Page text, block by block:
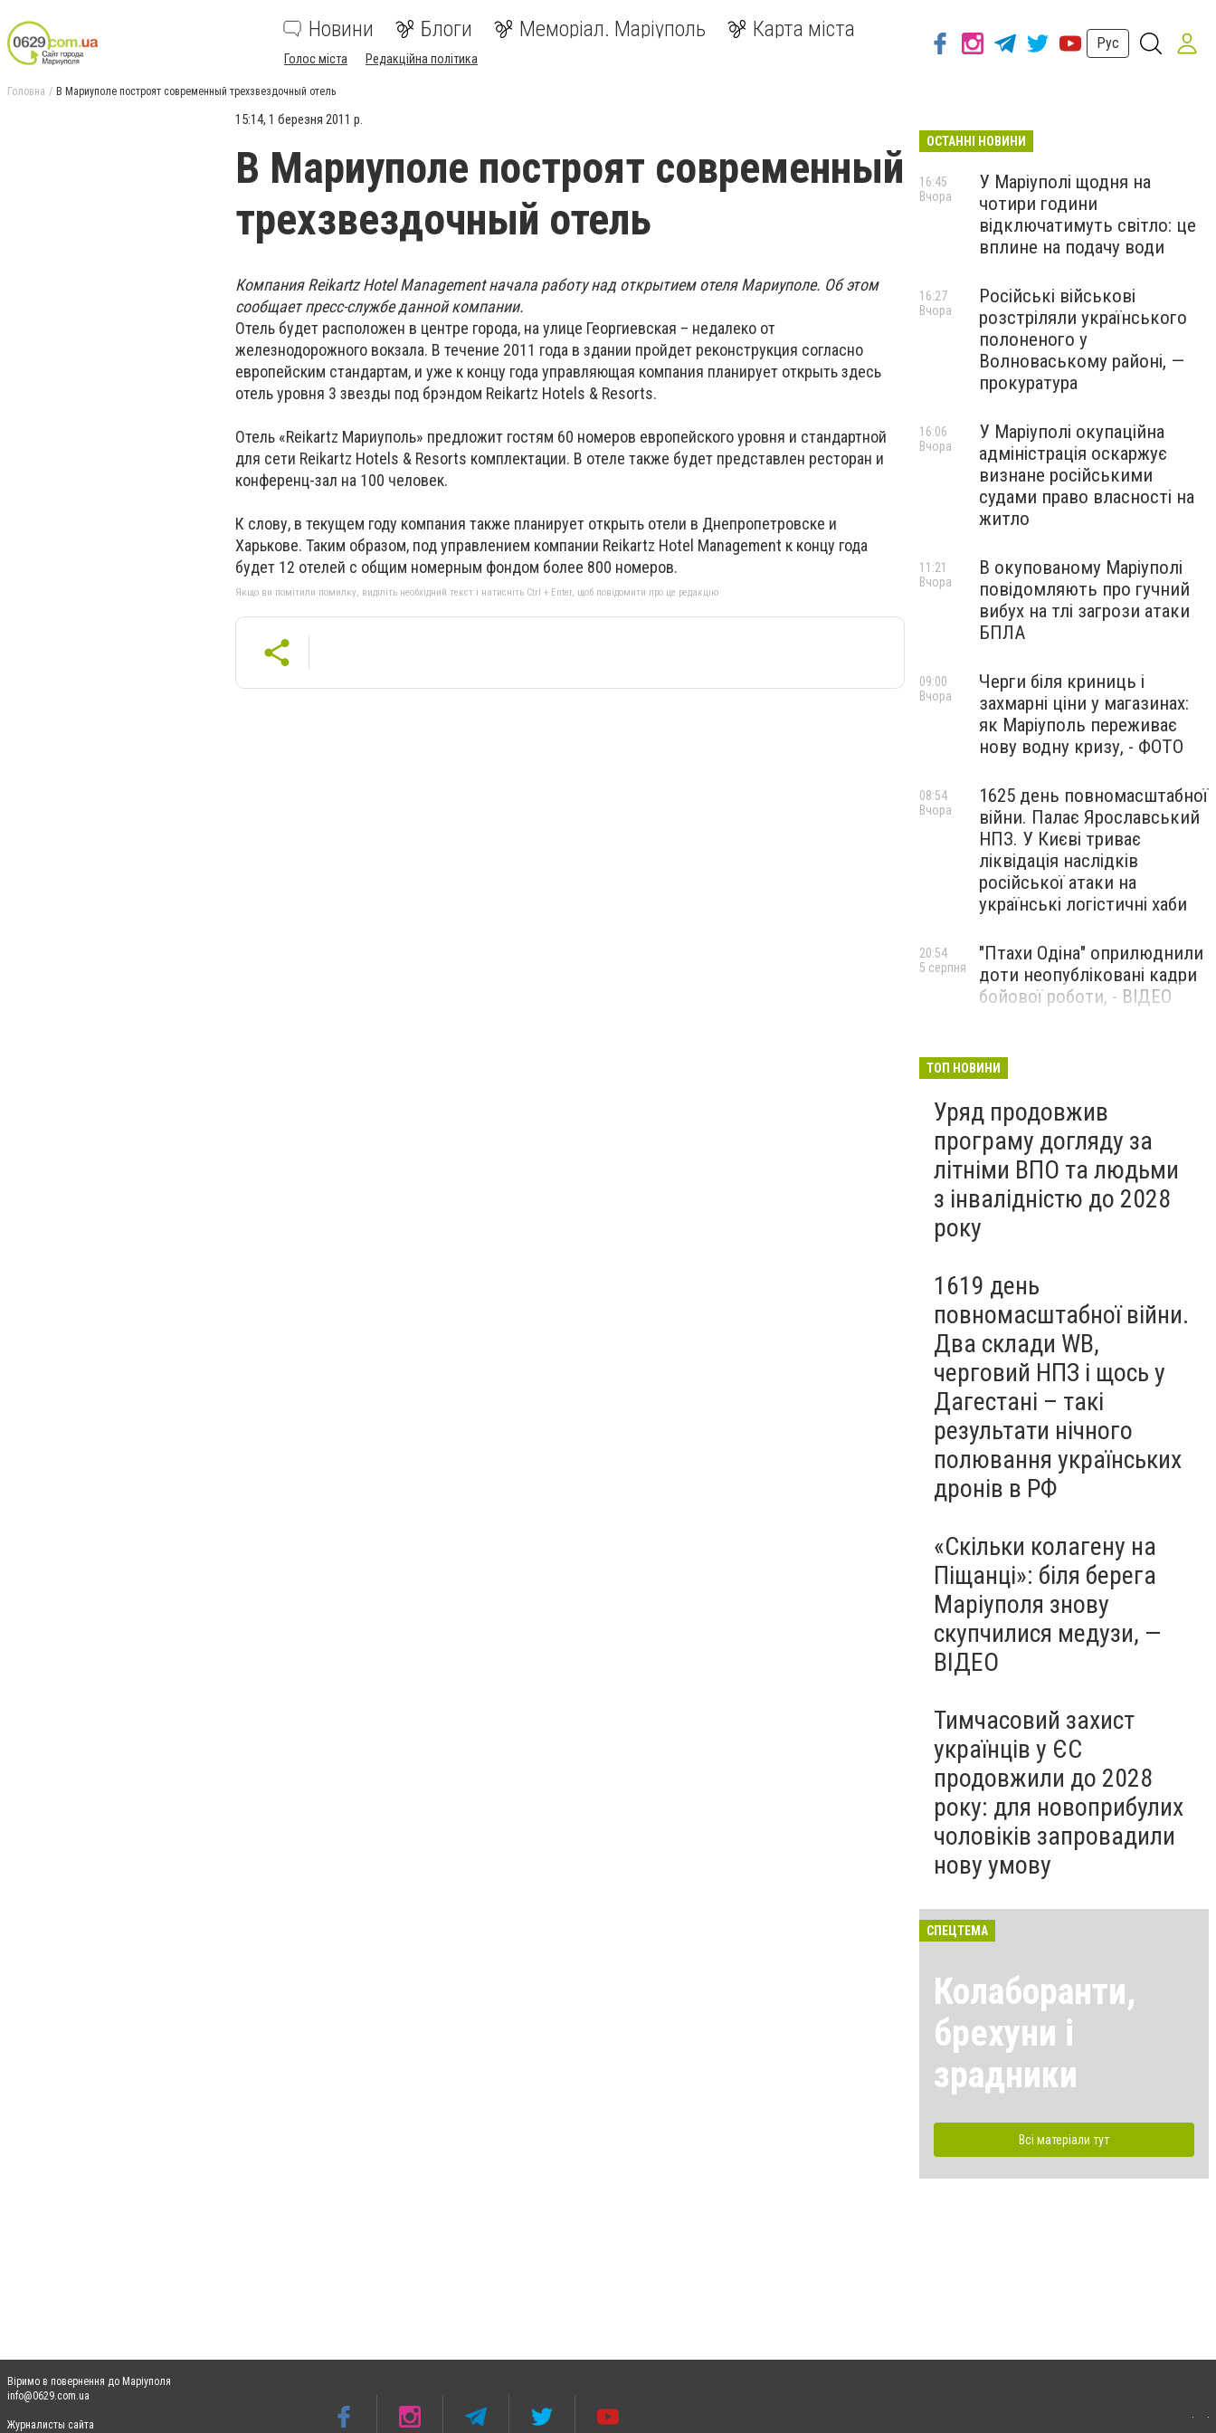
Новини Блоги Меморіал. Маріуполь Карта міста
Голос міста Редакційна політика
Рус
Головна В Мариуполе построят современный трехзвездочный отель
15:14, 1 березня 2011 р.
В Мариуполе построят современный
трехзвездочный отель
Компания Reikartz Hotel Management начала работу над открытием отеля Мариуполе. Об этом
сообщает пресс-службе данной компании.
Отель будет расположен в центре города, на улице Георгиевская – недалеко от
железнодорожного вокзала. В течение 2011 года в здании пройдет реконструкция согласно
европейским стандартам, и уже к концу года управляющая компания планирует открыть здесь
отель уровня 3 звезды под брэндом Reikartz Hotels & Resorts.
Отель «Reikartz Мариуполь» предложит гостям 60 номеров европейского уровня и стандартной
для сети Reikartz Hotels & Resorts комплектации. В отеле также будет представлен ресторан и
конференц-зал на 100 человек.
К слову, в текущем году компания также планирует открыть отели в Днепропетровске и
Харькове. Таким образом, под управлением компании Reikartz Hotel Management к концу года
будет 12 отелей с общим номерным фондом более 800 номеров.
Якщо ви помітили помилку, виділіть необхідний текст і натисніть Ctrl + Enter, щоб повідомити про це редакцію
ОСТАННІ НОВИНИ
У Маріуполі щодня на
чотири години
відключатимуть світло: це
вплине на подачу води
16:45
Вчора
Російські військові
розстріляли українського
полоненого у
Волноваському районі, —
прокуратура
16:27
Вчора
У Маріуполі окупаційна
адміністрація оскаржує
визнане російськими
судами право власності на
житло
16:06
Вчора
В окупованому Маріуполі
повідомляють про гучний
вибух на тлі загрози атаки
БПЛА
11:21
Вчора
Черги біля криниць і
захмарні ціни у магазинах:
як Маріуполь переживає
нову водну кризу, - ФОТО
09:00
Вчора
1625 день повномасштабної
війни. Палає Ярославський
НПЗ. У Києві триває
ліквідація наслідків
російської атаки на
українські логістичні хаби
08:54
Вчора
"Птахи Одіна" оприлюднили
доти неопубліковані кадри
бойової роботи, - ВІДЕО
20:54
5 серпня
Бєдняков зіграє тата
новому українському
фільмі, - ФОТО
5 серпня
ТОП НОВИНИ
Уряд продовжив
програму догляду за
літніми ВПО та людьми
з інвалідністю до 2028
року
1619 день
повномасштабної війни.
Два склади WB,
черговий НПЗ і щось у
Дагестані – такі
результати нічного
полювання українських
дронів в РФ
«Скільки колагену на
Піщанці»: біля берега
Маріуполя знову
скупчилися медузи, —
ВІДЕО
Тимчасовий захист
українців у ЄС
продовжили до 2028
року: для новоприбулих
чоловіків запровадили
нову умову
СПЕЦТЕМА
Колаборанти,
брехуни і
зрадники
Всі матеріали тут
Віримо в повернення до Маріуполя
info@0629.com.ua
Журналисты сайта